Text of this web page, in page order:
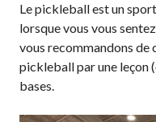
Recherche de clubs
formation des
Le pickleball est un
lorsque vous vous
vous recommandons de
pickleball par une leçon
bases.